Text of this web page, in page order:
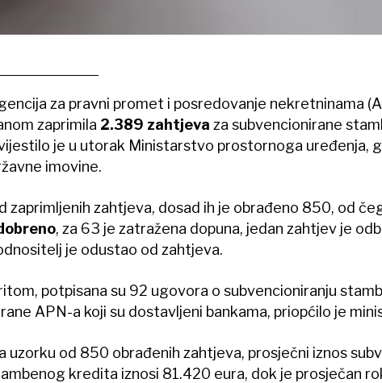
za pravni promet i posredovanje nekretninama
zaprimila 2.389 zahtjeva za subvencionirane
je u utorak Ministarstvo prostornoga uređenja,
imovine.
zaprimljenih zahtjeva, dosad ih je obrađeno 850, od
, za 63 je zatražena dopuna, jedan zahtjev je
je odustao od zahtjeva.
potpisana su 92 ugovora o subvencioniranju
APN-a koji su dostavljeni bankama, priopćilo je
uzorku od 850 obrađenih zahtjeva, prosječni iznos
kredita iznosi 81.420 eura, dok je prosječan